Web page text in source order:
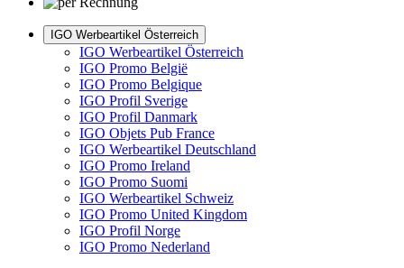
IGO Werbeartikel Österreich
IGO Werbeartikel Österreich
IGO Promo België
IGO Promo Belgique
IGO Profil Sverige
IGO Profil Danmark
IGO Objets Pub France
IGO Werbeartikel Deutschland
IGO Promo Ireland
IGO Promo Suomi
IGO Werbeartikel Schweiz
IGO Promo United Kingdom
IGO Profil Norge
IGO Promo Nederland